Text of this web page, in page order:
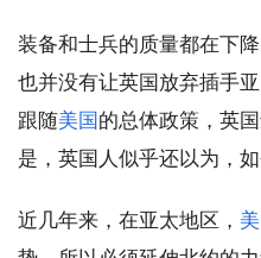
装备和士兵的质量都在下
也并没有让英国放弃插手
跟随美国的总体政策，英
是，英国人似乎还以为，如
近几年来，在亚太地区，